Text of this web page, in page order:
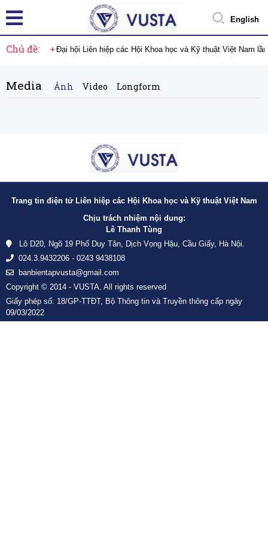
English
Chủ đề: Đại hội Liên hiệp các Hội Khoa học và Kỹ thuật Việt Nam
Media Ảnh Video Longform
Trang tin điện tử Liên hiệp các Hội Khoa học và Kỹ thuật Việt Nam
Chịu trách nhiệm nội dung:
Lê Thanh Tùng
Lô D20, Ngõ 19 Phố Duy Tân, Dịch Vọng Hậu, Cầu Giấy, Hà Nội.
024.3.9432206 - 0243 9438108
banbientapvusta@gmail.com
Copyright © 2014 - VUSTA. All rights reserved
Giấy phép số: 18/GP-TTĐT, Bộ Thông tin và Truyền thông cấp ngày
09/03/2022